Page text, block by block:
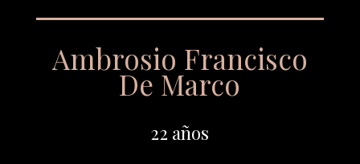
Ambrosio Francisco
De Marco
22 años